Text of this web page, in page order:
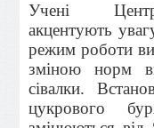
Учені
акцентують
режим роботи
зміною норм
сівалки.
цукрового